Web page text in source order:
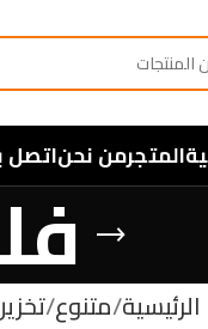
المتجرمن نحناتصل
الرئيسية متنوع